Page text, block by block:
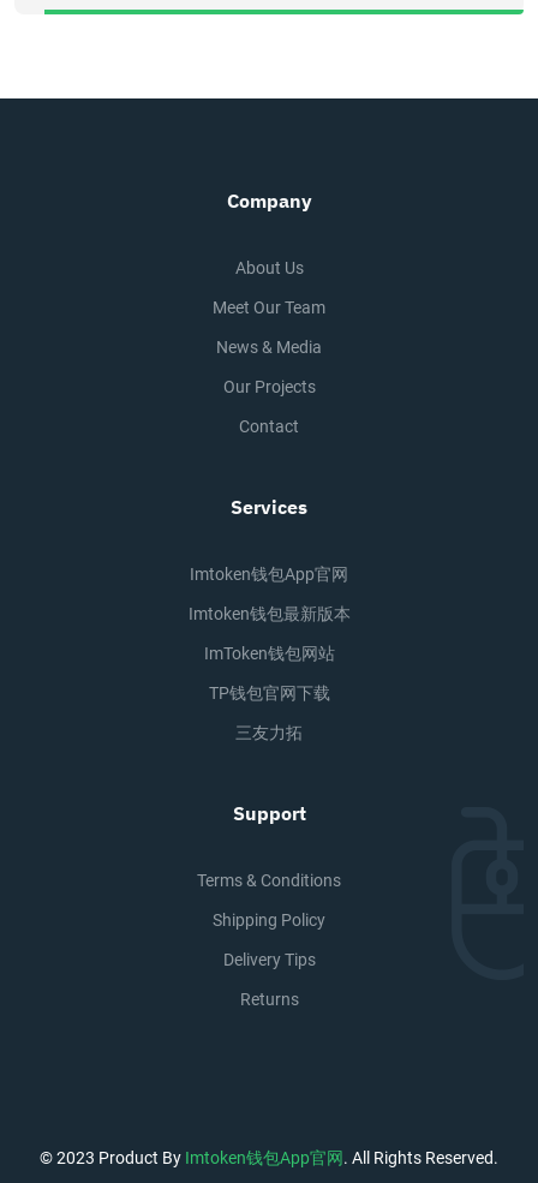
Company
About Us
Meet Our Team
News & Media
Our Projects
Contact
Services
Imtoken钱包app官网
Imtoken钱包最新版本
ImToken钱包网站
TP钱包官网下载
三友力拓
Support
Terms & Conditions
Shipping Policy
Delivery Tips
Returns
© 2023 Product By Imtoken钱包app官网. All Rights Reserved.